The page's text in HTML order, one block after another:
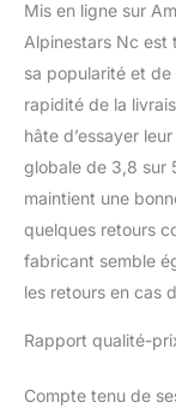
Mis en ligne sur
Alpinestars Nc est
sa popularité et
rapidité de la
hâte d’essayer
globale de 3,8 sur
maintient une
quelques retours
fabricant semble
les retours en cas
Rapport qualité-
Compte tenu de